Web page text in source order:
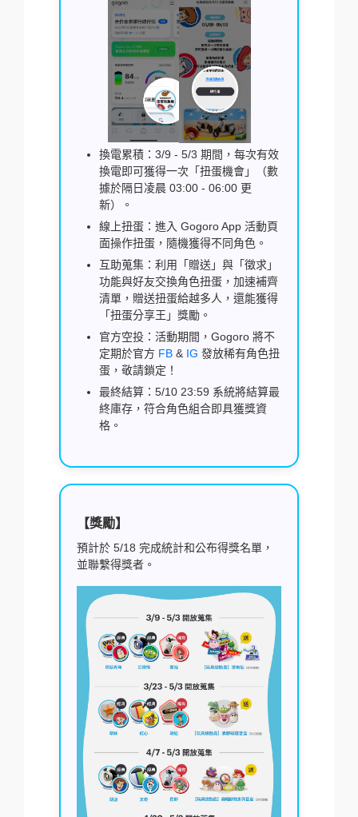
換電累積：3/9 - 5/3 期間，每次有效
換電即可獲得一次「扭蛋機會」（數
據於隔日凌晨 03:00 - 06:00 更
新）。
線上扭蛋：進入 Gogoro App 活動頁
面操作扭蛋，隨機獲得不同角色。
互助蒐集：利用「贈送」與「徵求」
功能與好友交換角色扭蛋，加速補齊
清單，贈送扭蛋給越多人，還能獲得
「扭蛋分享王」獎勵。
官方空投：活動期間，Gogoro 將不
定期於官方 FB & IG 發放稀有角色扭
蛋，敬請鎖定！
最終結算：5/10 23:59 系統將結算最
終庫存，符合角色組合即具獲獎資
格。
【獎勵】
預計於 5/18 完成統計和公布得獎名單，
並聯繫得獎者。